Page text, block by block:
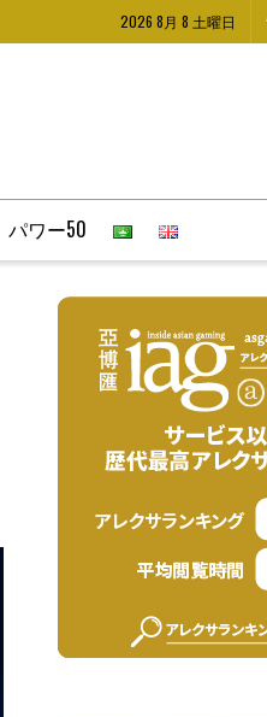
2026 8月 8 土曜日
パワー50